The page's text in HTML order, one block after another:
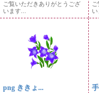
ご覧いただきありがとうござ
います...
png ききょ...